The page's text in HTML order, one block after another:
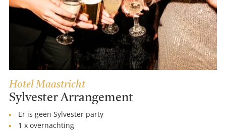
Hotel Maastricht
Sylvester Arrangement
Er is geen Sylvester party
1 x overnachting